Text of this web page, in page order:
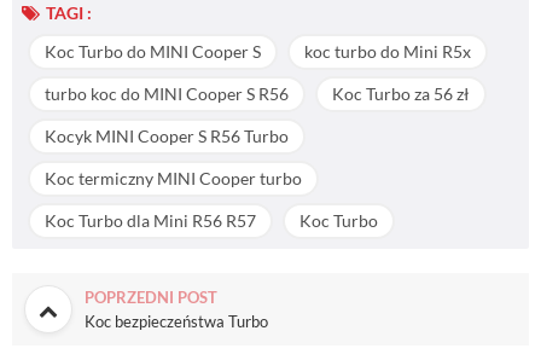
TAGI :
Koc Turbo do MINI Cooper S
koc turbo do Mini R5x
turbo koc do MINI Cooper S R56 Koc Turbo za 56 zł
Kocyk MINI Cooper S R56 Turbo
Koc termiczny MINI Cooper turbo
Koc Turbo dla Mini R56 R57 Koc Turbo
POPRZEDNI POST
Koc bezpieczeństwa Turbo